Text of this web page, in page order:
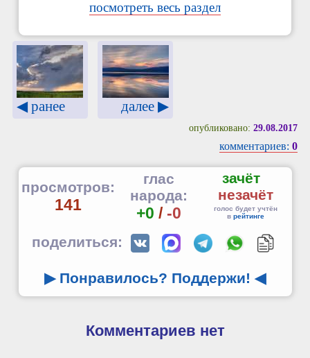
посмотреть весь раздел
◀ ранее далее ▶
опубликовано: 29.08.2017
комментариев: 0
просмотров:
141
глас
народа:
+0 / -0
зачёт
незачёт
голос будет учтён
в рейтинге
поделиться:
▶ Понравилось? Поддержи! ◀
Комментариев нет